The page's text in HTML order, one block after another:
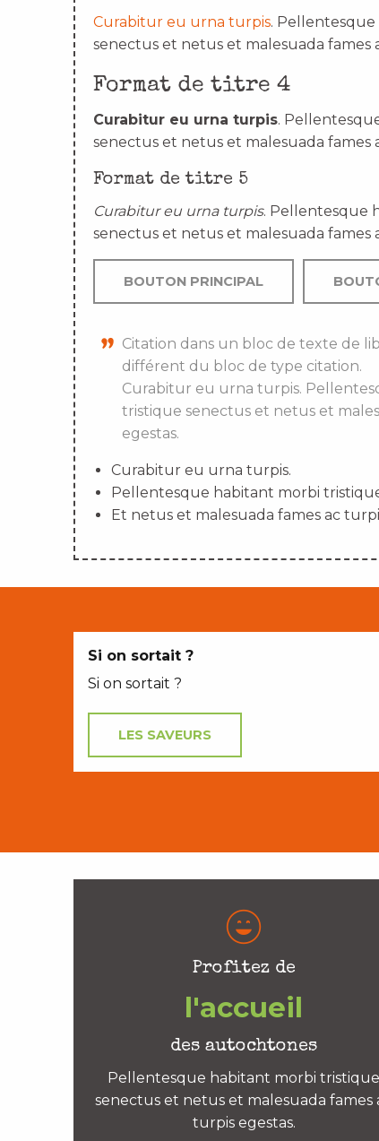
Curabitur eu urna turpis.
senectus et netus et malesuada fames
Format de titre 4
Curabitur eu urna turpis.
senectus et netus et malesuada fames
Format de titre 5
Curabitur eu urna turpis. Pellentesque
senectus et netus et malesuada fames
BOUTON PRINCIPAL
Citation dans un bloc de texte de
différent du bloc de type citation.
Curabitur eu urna turpis.
tristique senectus et netus et
egestas.
Curabitur eu urna turpis.
Pellentesque habitant morbi
Et netus et malesuada fames ac
Si on sortait ?
Si on sortait ?
LES SAVEURS
Profitez de
l'accueil
des autochtones
Pellentesque habitant morbi tristique
senectus et netus et malesuada fames
turpis egestas.